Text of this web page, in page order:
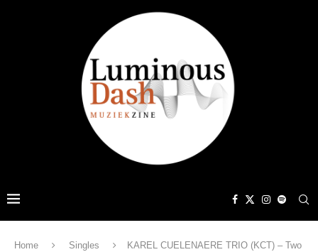
Home Singles
KAREL CUELENAERE TRIO (KCT) – Two